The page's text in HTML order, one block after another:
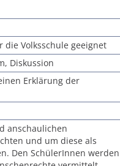
die Volksschule geeignet
Diskussion
Erklärung der
anschaulichen
und um diese als
Den SchülerInnen werden